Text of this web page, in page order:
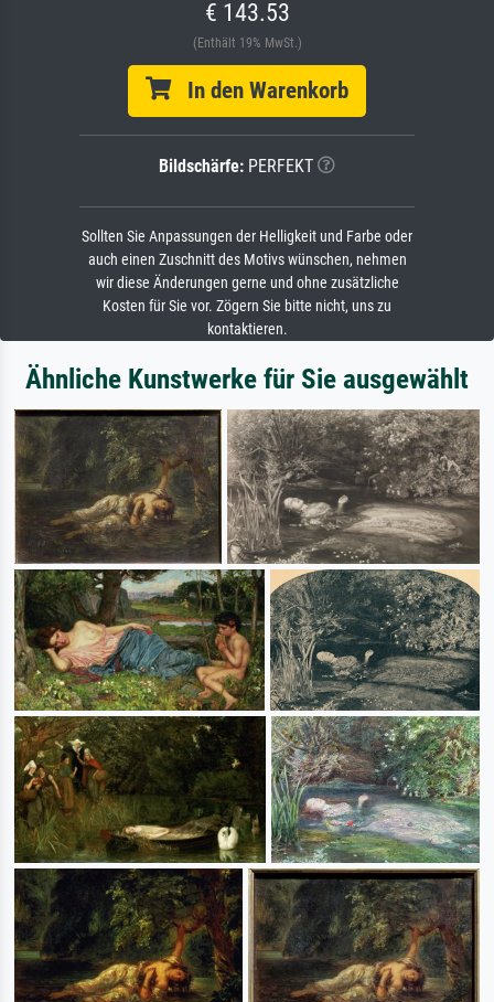
€ 143.53
(Enthält 19% MwSt.)
In den Warenkorb
Bildschärfe: PERFEKT
Sollten Sie Anpassungen der Helligkeit und Farbe oder
auch einen Zuschnitt des Motivs wünschen, nehmen
wir diese Änderungen gerne und ohne zusätzliche
Kosten für Sie vor. Zögern Sie bitte nicht, uns zu
kontaktieren.
Ähnliche Kunstwerke für Sie ausgewählt